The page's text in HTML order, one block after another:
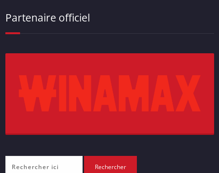
Partenaire officiel